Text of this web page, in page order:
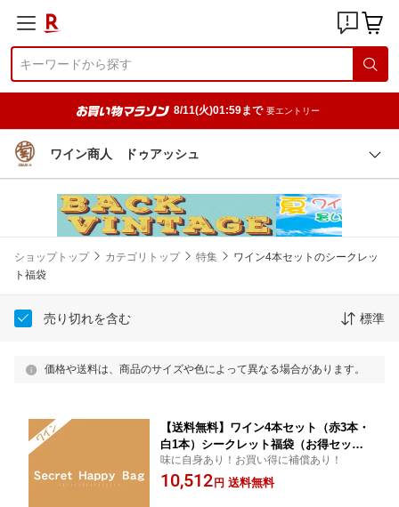
8/11(火)01:59まで 要エントリー
ワイン商人 ドゥアッシュ
ショップトップ カテゴリトップ 特集
ワイン4本セットのシークレッ
ト福袋
売り切れを含む 標準
価格や送料は、商品のサイズや色によって異なる場合があります。
【送料無料】ワイン4本セット（赤3本・
白1本）シークレット福袋（お得セット
A)【家飲みワイン】【クール便は別途送
料掛かります。商品説明文参照】
味に自身あり！お買い得に補償あり！
10,512 円 送料無料